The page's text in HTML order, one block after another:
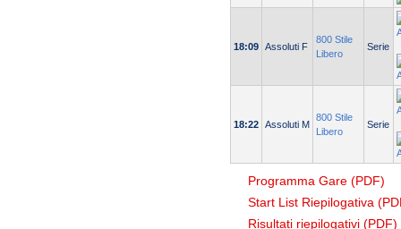
18:09 Assoluti F
800 Stile
Libero
Serie
18:22 Assoluti M
800 Stile
Libero
Serie
Programma Gare (PDF)
Start List Riepilogativa
Risultati riepilogativi (PDF)